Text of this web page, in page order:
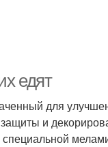
едят
для
и